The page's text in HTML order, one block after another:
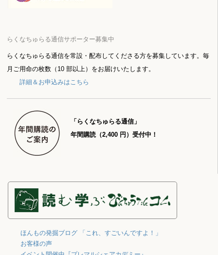
らくなちゅらる通信サポーター募集中
らくなちゅらる通信を常設・配布してくださる方を募集しています。毎
月ご用命の枚数（10 部以上）をお届けいたします。
詳細＆お申込みはこちら
「らくなちゅらる通信」
年間購読（2,400 円）受付中！
ほんもの発掘ブログ 「これ、すごいんですよ！」
お客様の声